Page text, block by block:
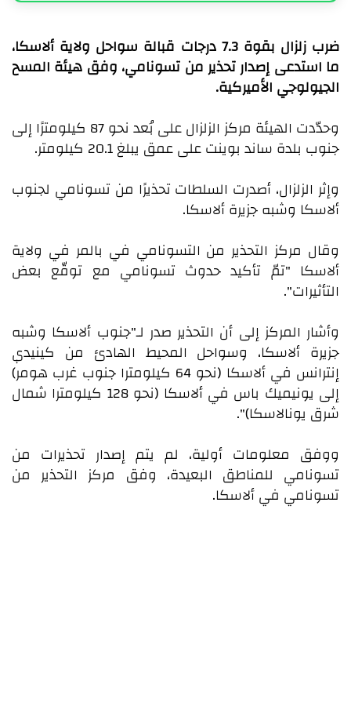
ضرب زلزال بقوة 7.3 درجات قبالة سواحل ولاية ألاسكا،
ما استدعى إصدار تحذير من تسونامي، وفق هيئة المسح
الجيولوجي الأميركية.
وحدّدت الهيئة مركز الزلزال على بُعد نحو 87 كيلومترًا إلى
جنوب بلدة ساند بوينت على عمق يبلغ 20.1 كيلومتر.
وإثر الزلزال، أصدرت السلطات تحذيرًا من تسونامي لجنوب
ألاسكا وشبه جزيرة ألاسكا.
وقال مركز التحذير من التسونامي في بالمر في ولاية
ألاسكا "تمّ تأكيد حدوث تسونامي مع توقّع بعض
التأثيرات".
وأشار المركز إلى أن التحذير صدر لـ"جنوب ألاسكا وشبه
جزيرة ألاسكا، وسواحل المحيط الهادئ من كينيدي
إنترانس في ألاسكا (نحو 64 كيلومترا جنوب غرب هومر)
إلى يونيميك باس في ألاسكا (نحو 128 كيلومترا شمال
شرق يونالاسكا)".
ووفق معلومات أولية، لم يتم إصدار تحذيرات من
تسونامي للمناطق البعيدة، وفق مركز التحذير من
تسونامي في ألاسكا.